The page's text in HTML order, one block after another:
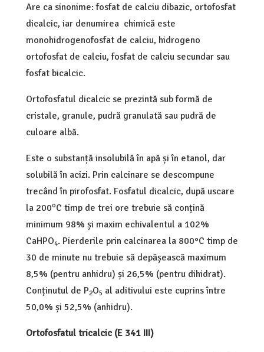
Are ca sinonime: fosfat de calciu dibazic, ortofosfat
dicalcic, iar denumirea chimică este
monohidrogenofosfat de calciu, hidrogeno
ortofosfat de calciu, fosfat de calciu secundar sau
fosfat bicalcic.
Ortofosfatul dicalcic se prezintă sub formă de
cristale, granule, pudră granulată sau pudră de
culoare albă.
Este o substanță insolubilă în apă și în etanol, dar
solubilă în acizi. Prin calcinare se descompune
trecând în pirofosfat. Fosfatul dicalcic, după uscare
la 200oC timp de trei ore trebuie să conțină
minimum 98% și maxim echivalentul a 102%
CaHPO4. Pierderile prin calcinarea la 800°C timp de
30 de minute nu trebuie să depășească maximum
8,5% (pentru anhidru) și 26,5% (pentru dihidrat).
Conținutul de P2O5 al aditivului este cuprins între
50,0% și 52,5% (anhidru).
Ortofosfatul tricalcic (E 341 III)